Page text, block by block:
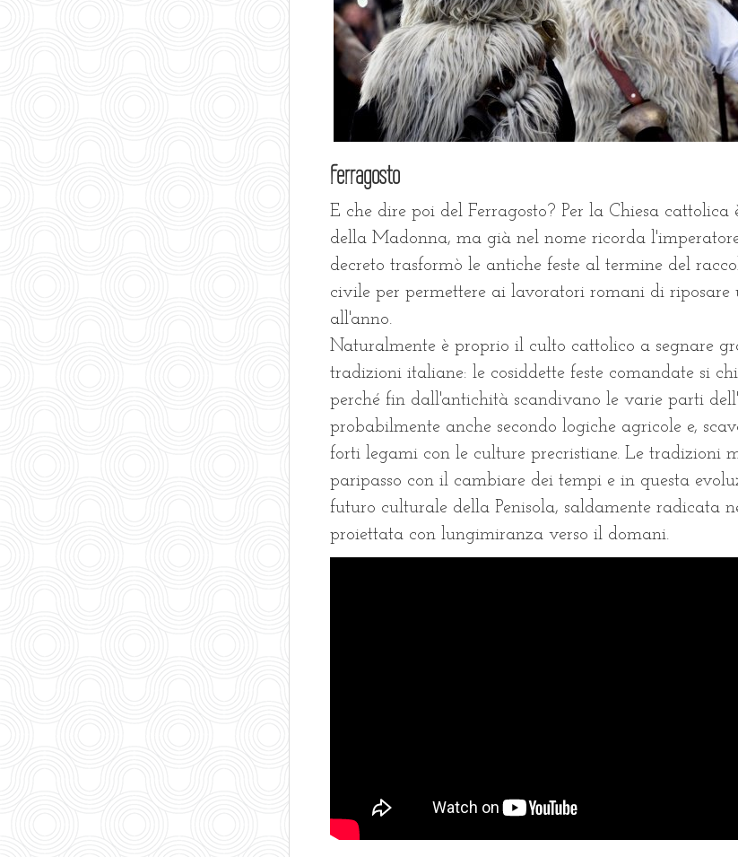
Ferragosto
E che dire poi del Ferragosto? Per la Chiesa cattolica
della Madonna, ma già nel nome ricorda
decreto trasformò le antiche feste al termine del
civile per permettere ai lavoratori romani di riposare
all'anno.
Naturalmente è proprio il culto cattolico a segnare
tradizioni italiane: le cosiddette feste comandate si
perché fin dall'antichità scandivano le varie parti
probabilmente anche secondo logiche agricole e,
forti legami con le culture precristiane. Le tradizioni
paripasso con il cambiare dei tempi e in questa
futuro culturale della Penisola, saldamente radicata
proiettata con lungimiranza verso il domani.